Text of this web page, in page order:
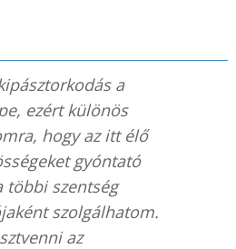
a
ezért különös
hogy az itt élő
gyóntató
többi szentség
szolgálhatom.
az